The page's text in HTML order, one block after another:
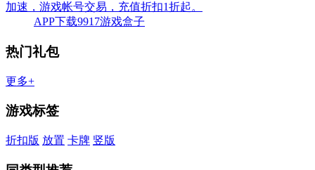
加速，游戏帐号交易，充值折扣1折起。
APP下载9917游戏盒子
热门礼包
更多+
游戏标签
折扣版 放置 卡牌 竖版